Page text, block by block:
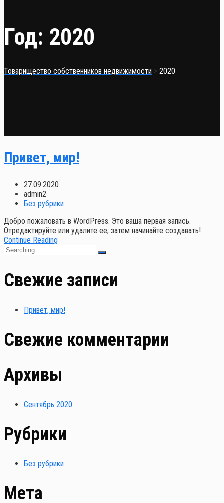
Год: 2020
Товарищество собственников недвижимости > 2020
Привет, мир!
27.09.2020
admin2
Без рубрики
Добро пожаловать в WordPress. Это ваша первая запись.
Отредактируйте или удалите ее, затем начинайте создавать!
Continue Reading
Search
Свежие записи
Привет, мир!
Свежие комментарии
Архивы
Сентябрь 2020
Рубрики
Без рубрики
Мета